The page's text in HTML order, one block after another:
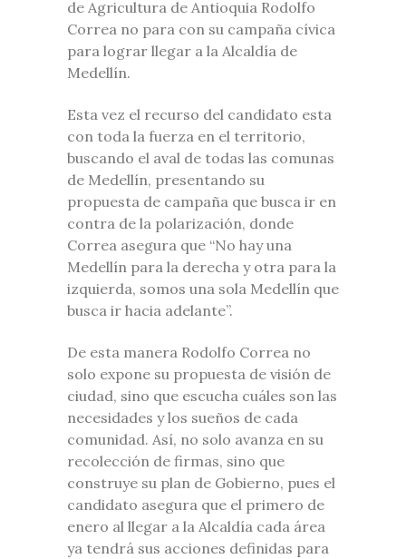
de Agricultura de Antioquia Rodolfo
Correa no para con su campaña cívica
para lograr llegar a la Alcaldía de
Medellín.
Esta vez el recurso del candidato esta
con toda la fuerza en el territorio,
buscando el aval de todas las comunas
de Medellín, presentando su
propuesta de campaña que busca ir en
contra de la polarización, donde
Correa asegura que “No hay una
Medellín para la derecha y otra para la
izquierda, somos una sola Medellín que
busca ir hacia adelante”.
De esta manera Rodolfo Correa no
solo expone su propuesta de visión de
ciudad, sino que escucha cuáles son las
necesidades y los sueños de cada
comunidad. Así, no solo avanza en su
recolección de firmas, sino que
construye su plan de Gobierno, pues el
candidato asegura que el primero de
enero al llegar a la Alcaldía cada área
ya tendrá sus acciones definidas para